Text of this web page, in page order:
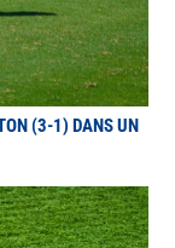
(3-1) DANS UN